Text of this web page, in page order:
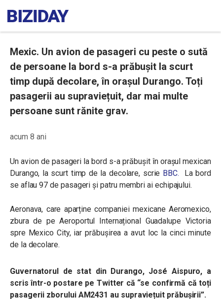
Mexic. Un avion de pasageri cu peste o sută
de persoane la bord s-a prăbușit la scurt
timp după decolare, în orașul Durango. Toți
pasagerii au supraviețuit, dar mai multe
persoane sunt rănite grav.
acum 8 ani
Un avion de pasageri la bord s-a prăbușit în orașul mexican
Durango, la scurt timp de la decolare, scrie BBC.
La bord
se aflau 97 de pasageri și patru membri ai echipajului.
Aeronava, care aparține companiei mexicane Aeromexico,
zbura de pe Aeroportul Internațional Guadalupe Victoria
spre Mexico City, iar prăbușirea a avut loc la cinci minute
de la decolare.
Guvernatorul de stat din Durango, José Aispuro, a
scris într-o postare pe Twitter că “se confirmă că toți
pasagerii zborului AM2431 au supraviețuit prăbușirii”.